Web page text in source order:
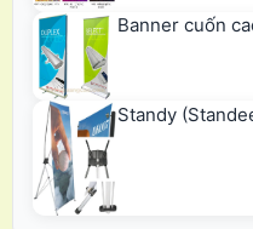
Banner cuốn
Standy